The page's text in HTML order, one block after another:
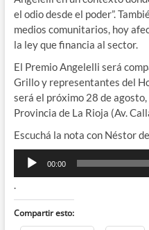
el odio desde el poder”.
medios comunitarios, hoy
la ley que financia al sector.
El Premio Angelelli será
Grillo y representantes del
será el próximo 28 de
Provincia de La Rioja (Av.
Escuchá la nota con Néstor
Reproductor
audio
00:00
.
Compartir esto: